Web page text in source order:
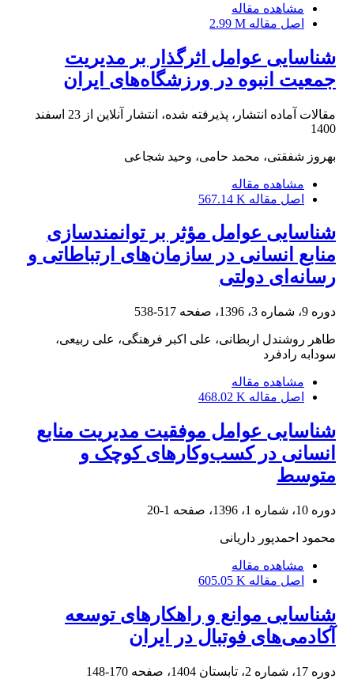
مشاهده مقاله
اصل مقاله 2.99 M
شناسایی عوامل اثرگذار بر مدیریت
جمعیت انبوه در ورزشگاه‌های ایران
مقالات آماده انتشار، پذیرفته شده، انتشار آنلاین از
23 اسفند
1400
بهروز شفقتی، محمد حامی، وحید شجاعی
مشاهده مقاله
اصل مقاله 567.14 K
شناسایی عوامل مؤثر بر توانمندسازی
منابع انسانی در سازمان‌های ارتباطاتی و
رسانه‌ای دولتی
دوره 9، شماره 3، 1396، صفحه 517-538
طاهر روشندل اربطانی، علی اکبر فرهنگی، علی ربیعی،
سودابه رادفرد
مشاهده مقاله
اصل مقاله 468.02 K
شناسایی عوامل موفقیت مدیریت منابع
انسانی در کسب‌وکارهای کوچک و
متوسط
دوره 10، شماره 1، 1396، صفحه 1-20
محمود احمدپور داریانی
مشاهده مقاله
اصل مقاله 605.05 K
شناسایی موانع و راهکارهای توسعه
آکادمی‌های فوتبال در ایران
دوره 17، شماره 2، تابستان 1404، صفحه 170-148